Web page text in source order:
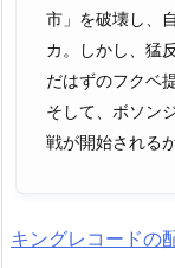
市」を破壊し、
カ。しかし、猛
だはずのフクベ
そして、ボソン
戦が開始される
キングレコードの